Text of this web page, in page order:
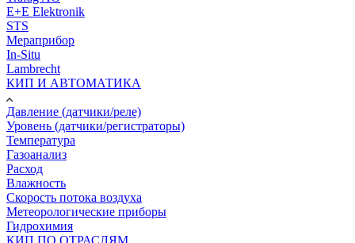
E+E Elektronik
STS
Мераприбор
In-Situ
Lambrecht
КИП И АВТОМАТИКА
Давление (датчики/реле)
Уровень (датчики/регистраторы)
Температура
Газоанализ
Расход
Влажность
Скорость потока воздуха
Метеорологические приборы
Гидрохимия
КИП ПО ОТРАСЛЯМ